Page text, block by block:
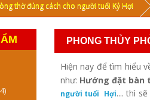
thờ đúng cách cho người tuổi Kỷ Hợi
PHONG THỦY
Hiện nay để tìm hiểu
như: Hướng đặt bàn
người tuổi Hợi.... thì